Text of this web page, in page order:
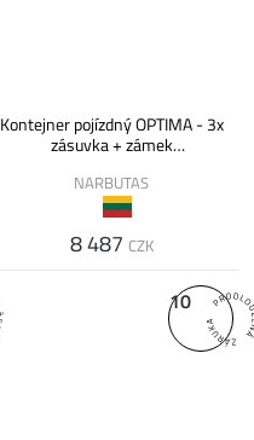
Kontejner pojízdný OPTIMA - 3x
zásuvka + zámek
NARBUTAS
8 487 CZK
10